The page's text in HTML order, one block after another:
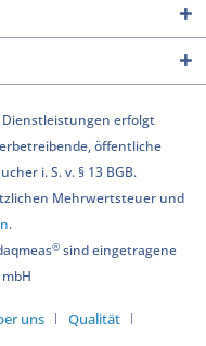
erfolgt
öffentliche
i. S. v. § 13 BGB.
Mehrwertsteuer und
.
®sind eingetragene
uns Qualität